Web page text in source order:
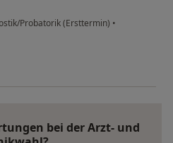
Probatorik (Ersttermin) •
bei der Arzt- und